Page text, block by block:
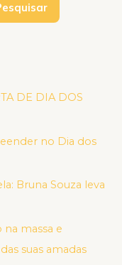
DE DIA DOS
no Dia dos
Bruna Souza leva
massa e
suas amadas